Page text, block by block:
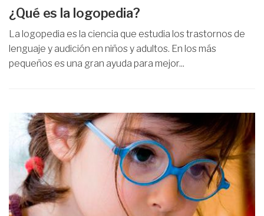
¿Qué es la logopedia?
La logopedia es la ciencia que estudia los trastornos de
lenguaje y audición en niños y adultos. En los más
pequeños es una gran ayuda para mejor...